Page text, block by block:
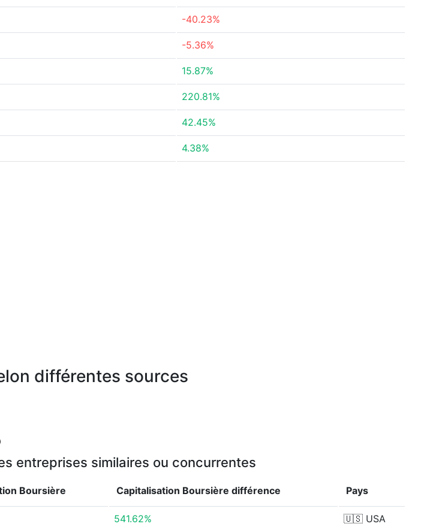
-40.23%
-5.36%
15.87%
220.81%
42.45%
4.38%
différentes sources
entreprises similaires ou concurrentes
Boursière Capitalisation Boursière différence Pays
541.62% 🇺🇸 USA